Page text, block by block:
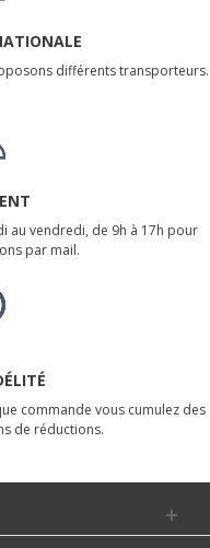
différents transporteurs.
au vendredi, de 9h à 17h pour
par mail.
commande vous cumulez des
de réductions.